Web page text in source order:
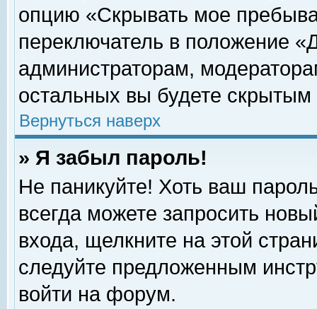
опцию «Скрывать мое
переключатель в положение
администраторам,
остальных вы будете скрытым
Вернуться наверх
» Я забыл пароль!
Не паникуйте! Хоть ваш
всегда можете запросить
входа, щелкните на этой
следуйте предложенным
войти на форум.